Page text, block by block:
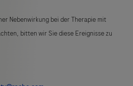
Nebenwirkung bei der Therapie mit
bitten wir Sie diese Ereignisse zu